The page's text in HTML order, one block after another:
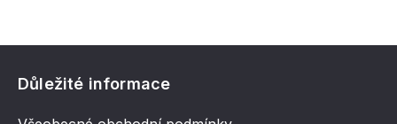
Důležité informace